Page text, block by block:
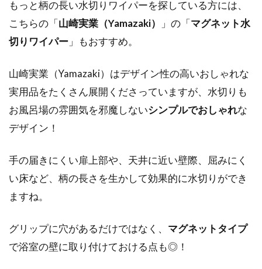
もっと柄の長い水切りワイパーを探している方には、
こちらの「山崎実業（Yamazaki） 」の「マグネット水
切りワイパー 」もおすすめ。
山崎実業（Yamazaki）はデザイン性の高いおしゃれな
実用品をたくさん展開くださっていますが、水切りも
お風呂場の雰囲気を邪魔しないシンプルでおしゃれな
デザイン！
手の届きにくい扉上部や、天井に近い壁際、屈みにく
い床など、柄の長さを生かして効果的に水切りができ
ますね。
グリップに穴があるだけではなく、 マグネットタイプ
で浴室の壁に取り付けておける点も◎！